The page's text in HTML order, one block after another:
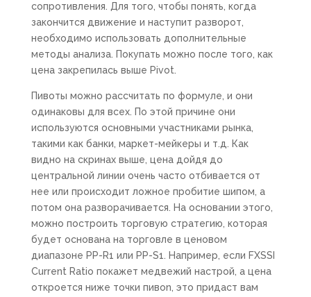
сопротивления. Для того, чтобы понять, когда
закончится движение и наступит разворот,
необходимо использовать дополнительные
методы анализа. Покупать можно после того, как
цена закрепилась выше Pivot.
Пивоты можно рассчитать по формуле, и они
одинаковы для всех. По этой причине они
используются основными участниками рынка,
такими как банки, маркет-мейкеры и т.д. Как
видно на скринах выше, цена дойдя до
центральной линии очень часто отбивается от
нее или происходит ложное пробитие шипом, а
потом она разворачивается. На основании этого,
можно построить торговую стратегию, которая
будет основана на торговле в ценовом
диапазоне PP-R1 или PP-S1. Например, если FXSSI
Current Ratio покажет медвежий настрой, а цена
откроется ниже точки пивоn, это придаст вам